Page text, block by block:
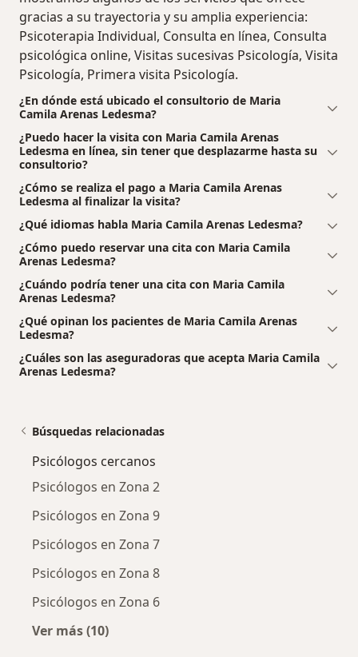
gracias a su trayectoria y su amplia experiencia:
Psicoterapia Individual, Consulta en línea, Consulta
psicológica online, Visitas sucesivas Psicología, Visita
Psicología, Primera visita Psicología.
¿En dónde está ubicado el consultorio de Maria
Camila Arenas Ledesma?
¿Puedo hacer la visita con Maria Camila Arenas
Ledesma en línea, sin tener que desplazarme hasta su
consultorio?
¿Cómo se realiza el pago a Maria Camila Arenas
Ledesma al finalizar la visita?
¿Qué idiomas habla Maria Camila Arenas Ledesma?
¿Cómo puedo reservar una cita con Maria Camila
Arenas Ledesma?
¿Cuándo podría tener una cita con Maria Camila
Arenas Ledesma?
¿Qué opinan los pacientes de Maria Camila Arenas
Ledesma?
¿Cuáles son las aseguradoras que acepta Maria Camila
Arenas Ledesma?
Búsquedas relacionadas
Psicólogos cercanos
Psicólogos en Zona 2
Psicólogos en Zona 9
Psicólogos en Zona 7
Psicólogos en Zona 8
Psicólogos en Zona 6
Ver más (10)